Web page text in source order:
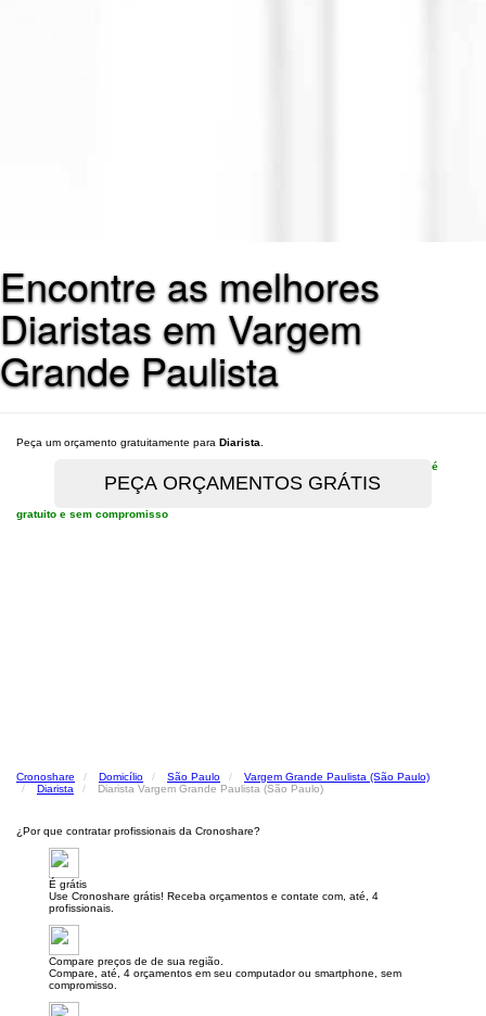
Encontre as melhores
Diaristas em Vargem
Grande Paulista
Peça um orçamento gratuitamente para Diarista
é
gratuito e sem compromisso
Cronoshare Domicílio São Paulo
Vargem Grande Paulista (São Paulo)
Diarista
Diarista Vargem Grande Paulista (São Paulo)
¿Por que contratar profissionais da Cronoshare?
É grátis
Use Cronoshare grátis! Receba orçamentos e contate com, até, 4
profissionais.
Compare preços de de sua região.
Compare, até, 4 orçamentos em seu computador ou smartphone, sem
compromisso.